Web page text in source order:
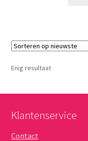
Enig resultaat
Klantenservice
Contact